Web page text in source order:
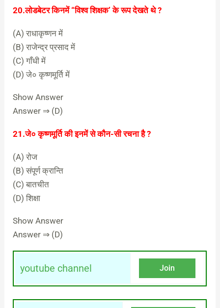
20.लोडबेटर किनमें “विश्व शिक्षक’ के रूप देखते थे ?
(A) राधाकृष्णन में
(B) राजेन्द्र प्रसाद में
(C) गाँधी में
(D) जे० कृष्णमूर्ति में
Show Answer
Answer ⇒ (D)
21.जे० कृष्णमूर्ति की इनमें से कौन-सी रचना है ?
(A) रोज
(B) संपूर्ण क्रान्ति
(C) बातचीत
(D) शिक्षा
Show Answer
Answer ⇒ (D)
youtube channel Join